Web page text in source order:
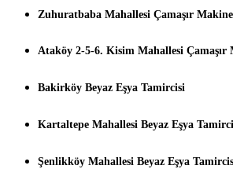
Zuhuratbaba Mahallesi Çamaşır
Ataköy 2-5-6. Kisim Mahallesi Çamaşır
Bakirköy Beyaz Eşya Tamircisi
Kartaltepe Mahallesi Beyaz Eşya
Şenlikköy Mahallesi Beyaz Eşya